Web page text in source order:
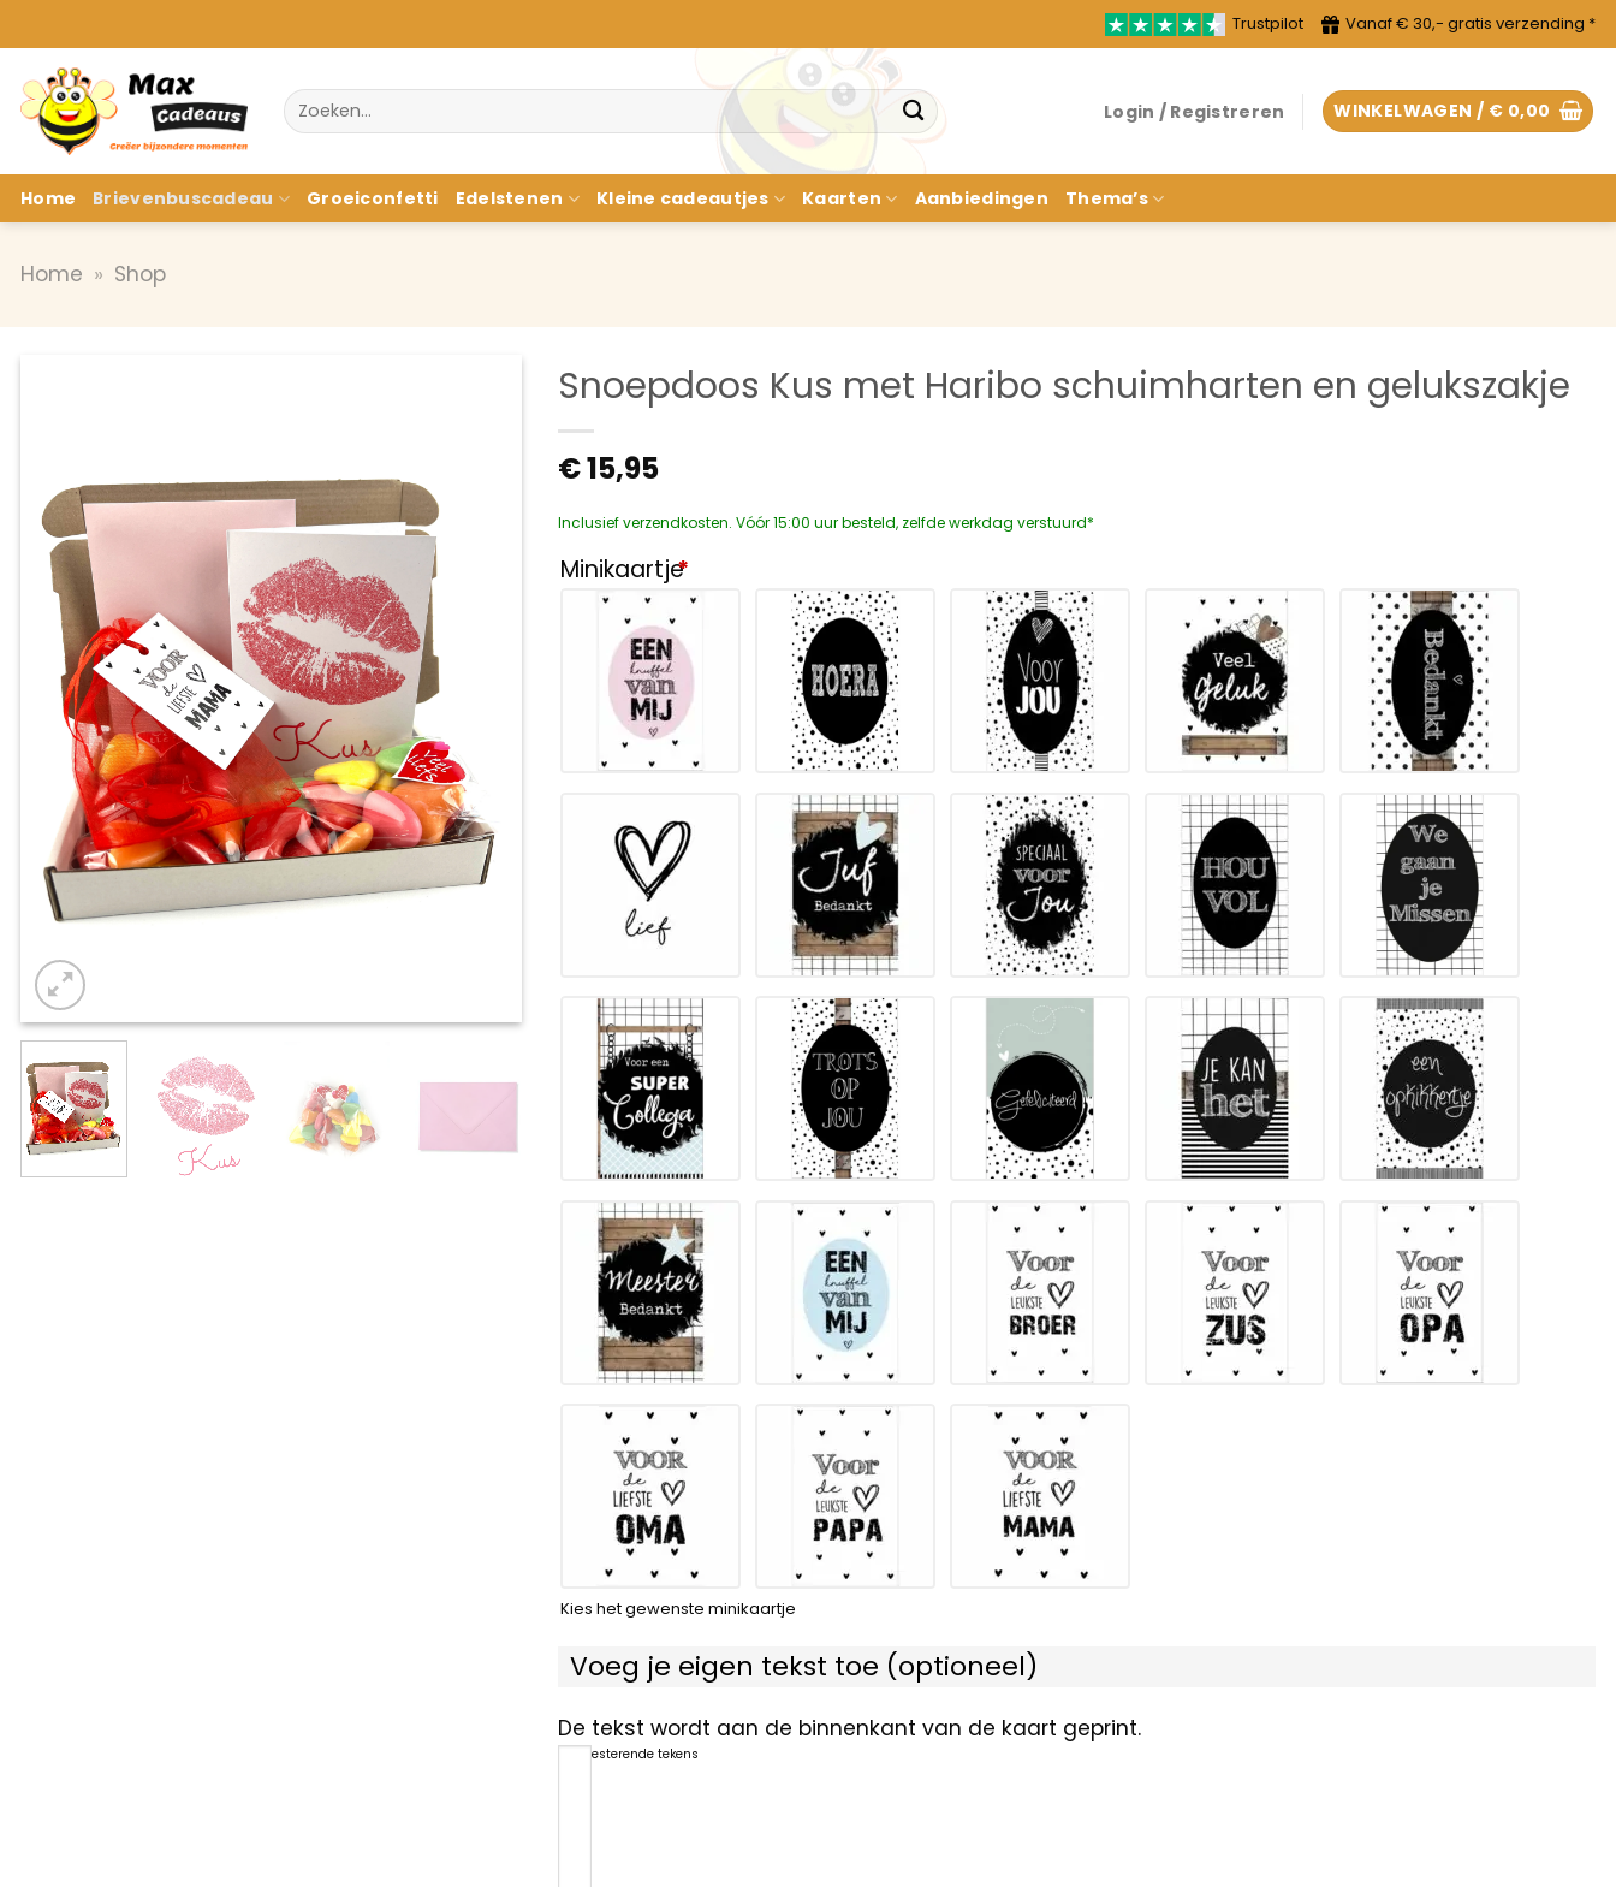
naar
inhoud
Trustpilot Vanaf € 30,- gratis verzending *
Zoeken
naar:
Login / Registreren WINKELWAGEN / € 0,00
Home Brievenbuscadeau Groeiconfetti Edelstenen Kleine cadeautjes Kaarten Aanbiedingen Thema’s
Home » Shop
Snoepdoos Kus met Haribo schuimharten en gelukszakje
€15,95
Inclusief verzendkosten. Vóór 15:00 uur besteld, zelfde werkdag verstuurd*
Minikaartje*
Kies het gewenste minikaartje
Voeg je eigen tekst toe (optioneel)
De tekst wordt aan de binnenkant van de kaart geprint.
resterende tekens